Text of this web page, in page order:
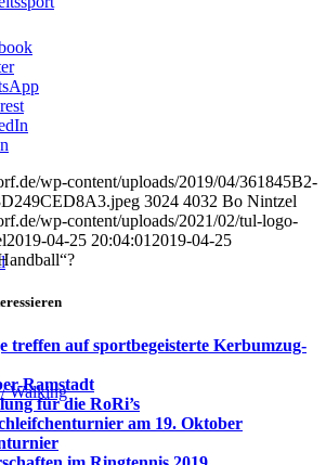
Walking
wp-content/uploads/2019/04/361845B2-
3024 4032 Bo Nintzel
wp-content/uploads/2021/02/tul-logo-
2019-04-25 20:04:01 2019-04-25
treffen auf sportbegeisterte Kerbumzug-
Ramstadt
für die RoRi’s
am 19. Oktober